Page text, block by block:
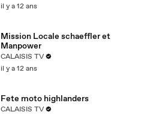
il y a 12 ans
Mission Locale schaeffler et
Manpower
CALAISIS TV
il y a 12 ans
Fete moto highlanders
CALAISIS TV